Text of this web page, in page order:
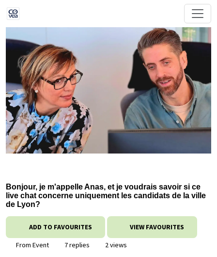
Bonjour, je m'appelle Anas, et je voudrais savoir si ce
live chat concerne uniquement les candidats de la ville
de Lyon?
ADD TO FAVOURITES VIEW FAVOURITES
From Event 7 replies
2 views